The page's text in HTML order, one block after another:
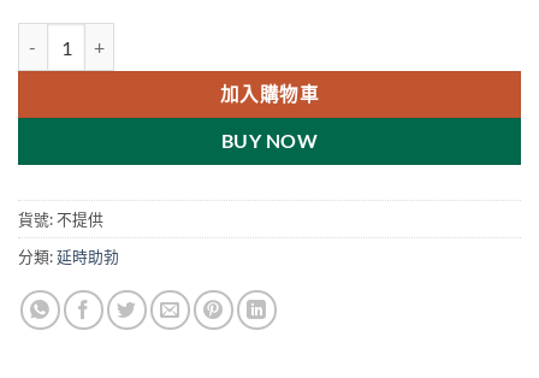
加入購物車
BUY NOW
貨號:不提供
分類:延時助勃